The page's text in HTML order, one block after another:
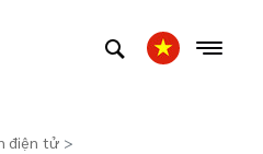
điện tử >